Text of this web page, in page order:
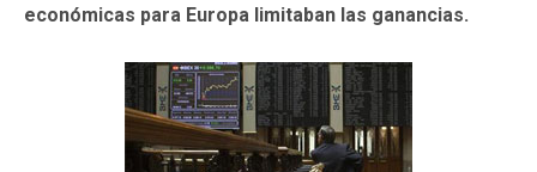
económicas para Europa limitaban las ganancias.